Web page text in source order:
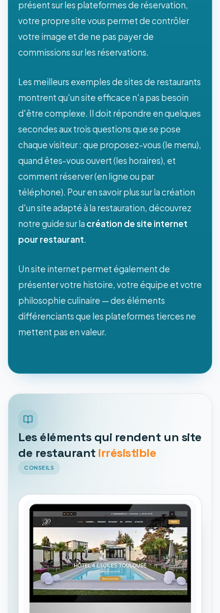
présent sur les plateformes de réservation,
votre propre site vous permet de contrôler
votre image et de ne pas payer de
commissions sur les réservations.
Les meilleurs exemples de sites de restaurants
montrent qu'un site efficace n'a pas besoin
d'être complexe. Il doit répondre en quelques
secondes aux trois questions que se pose
chaque visiteur : que proposez-vous (le menu),
quand êtes-vous ouvert (les horaires), et
comment réserver (en ligne ou par
téléphone). Pour en savoir plus sur la création
d'un site adapté à la restauration, découvrez
notre guide sur la création de site internet
pour restaurant.
Un site internet permet également de
présenter votre histoire, votre équipe et votre
philosophie culinaire — des éléments
différenciants que les plateformes tierces ne
mettent pas en valeur.
Les éléments qui rendent un site
de restaurant irrésistible
CONSEILS